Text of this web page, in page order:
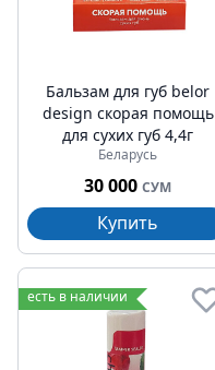
Бальзам для губ belor
design скорая помощь
для сухих губ 4,4г
Беларусь
30 000 СУМ
Купить
есть в наличии